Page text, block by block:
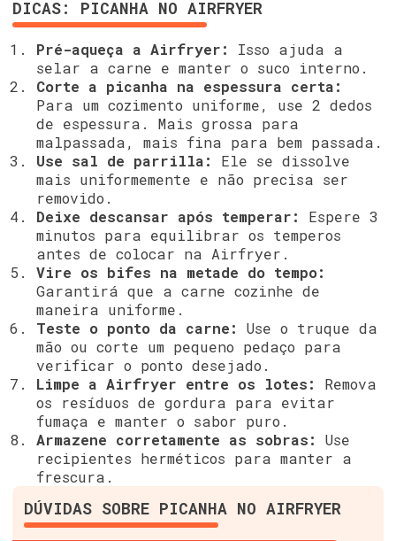
DICAS: PICANHA NO AIRFRYER
Pré-aqueça a Airfryer:
Isso ajuda a
selar a carne e manter o suco interno.
Corte a picanha na espessura certa:
Para um cozimento uniforme, use 2 dedos
de espessura. Mais grossa para
malpassada, mais fina para bem passada.
Use sal de parrilla:
Ele se dissolve
mais uniformemente e não precisa ser
removido.
Deixe descansar após temperar:
Espere 3
minutos para equilibrar os temperos
antes de colocar na Airfryer.
Vire os bifes na metade do tempo:
Garantirá que a carne cozinhe de
maneira uniforme.
Teste o ponto da carne:
Use o truque da
mão ou corte um pequeno pedaço para
verificar o ponto desejado.
Limpe a Airfryer entre os lotes:
Remova
os resíduos de gordura para evitar
fumaça e manter o sabor puro.
Armazene corretamente as sobras:
Use
recipientes herméticos para manter a
frescura.
DÚVIDAS SOBRE PICANHA NO AIRFRYER